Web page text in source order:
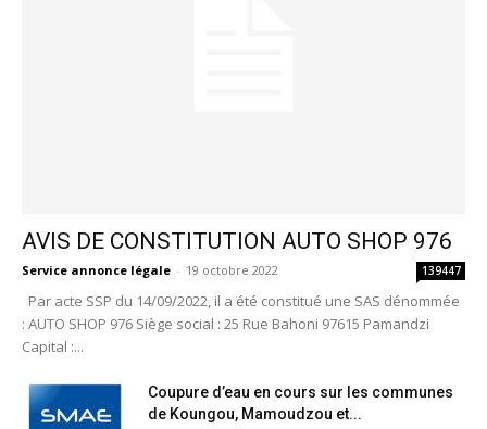
AVIS DE CONSTITUTION AUTO SHOP 976
Service annonce légale - 19 octobre 2022 139447
Par acte SSP du 14/09/2022, il a été constitué une SAS dénommée
: AUTO SHOP 976 Siège social : 25 Rue Bahoni 97615 Pamandzi
Capital :...
Coupure d’eau en cours sur les communes
de Koungou, Mamoudzou et...